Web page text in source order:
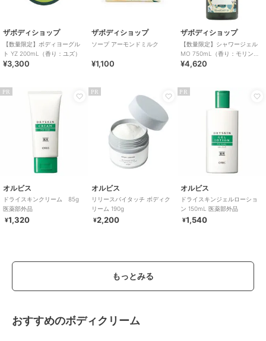
ザボディショップ
【数量限定】ボディヨーグル
ト YZ 200mL（香り：ユズ）
¥3,300
ザボディショップ
ソープ アーモンドミルク
¥1,100
ザボディショップ
【数量限定】シャワージェル
MO 750mL（香り：モリン
ガ）
¥4,620
PR
オルビス
ドライスキンクリーム 85g
医薬部外品
¥1,320
PR
オルビス
リリースバイタッチ ボディク
リーム 190g
¥2,200
PR
オルビス
ドライスキンジェルローショ
ン 150mL 医薬部外品
¥1,540
もっとみる
おすすめのボディクリーム